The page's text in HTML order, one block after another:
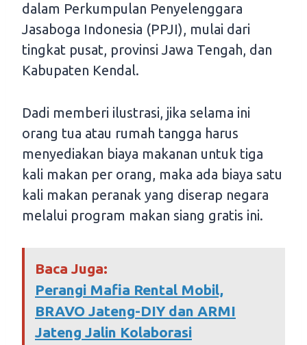
dalam Perkumpulan Penyelenggara
Jasaboga Indonesia (PPJI), mulai dari
tingkat pusat, provinsi Jawa Tengah, dan
Kabupaten Kendal.
Dadi memberi ilustrasi, jika selama ini
orang tua atau rumah tangga harus
menyediakan biaya makanan untuk tiga
kali makan per orang, maka ada biaya satu
kali makan peranak yang diserap negara
melalui program makan siang gratis ini.
Baca Juga:
Perangi Mafia Rental Mobil,
BRAVO Jateng-DIY dan ARMI
Jateng Jalin Kolaborasi